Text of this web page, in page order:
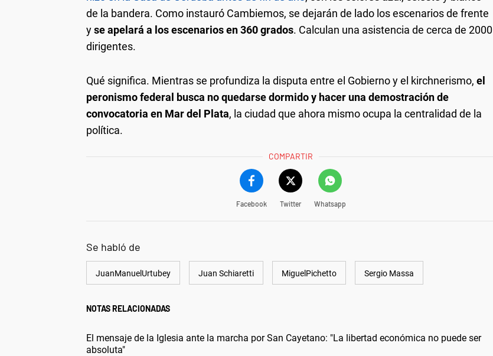
de la bandera. Como instauró Cambiemos, se dejarán de lado los escenarios de frente
yse apelará a los escenarios en 360 grados. Calculan una asistencia de cerca de 2000
dirigentes.
Qué significa. Mientras se profundiza la disputa entre el Gobierno y el kirchnerismo, el
peronismo federal busca no quedarse dormido y hacer una demostración de
convocatoria en Mar del Plata, la ciudad que ahora mismo ocupa la centralidad de la
política.
COMPARTIR
Facebook Twitter Whatsapp
Se habló de
JuanManuelUrtubey Juan Schiaretti MiguelPichetto Sergio Massa
NOTAS RELACIONADAS
El mensaje de la Iglesia ante la marcha por San Cayetano: "La libertad económica no puede ser
absoluta"